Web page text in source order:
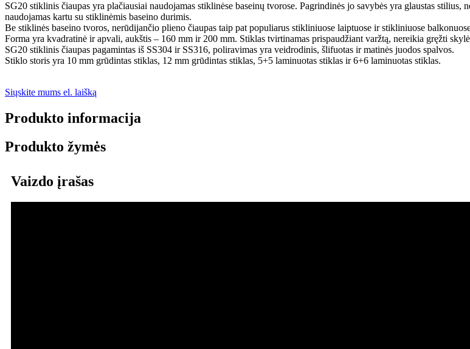
SG20 stiklinis čiaupas yra plačiausiai naudojamas stiklinėse baseinų tvorose. Pagrindinės jo savybės yra glaustas
naudojamas kartu su stiklinėmis baseino durimis.
Be stiklinės baseino tvoros, nerūdijančio plieno čiaupas taip pat populiarus stikliniuose laiptuose ir stikliniuose
Forma yra kvadratinė ir apvali, aukštis – 160 mm ir 200 mm. Stiklas tvirtinamas prispaudžiant varžtą, nereikia gręžti
SG20 stiklinis čiaupas pagamintas iš SS304 ir SS316, poliravimas yra veidrodinis, šlifuotas ir matinės juodos spalvos.
Stiklo storis yra 10 mm grūdintas stiklas, 12 mm grūdintas stiklas, 5+5 laminuotas stiklas ir 6+6 laminuotas stiklas.
Siųskite mums el. laišką
Produkto informacija
Produkto žymės
Vaizdo įrašas